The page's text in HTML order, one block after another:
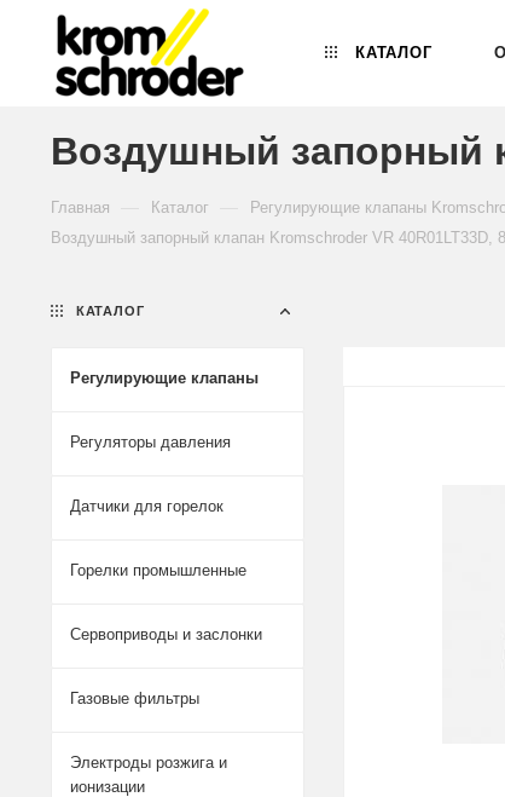
КАТАЛОГ
Воздушный запорный
Главная Каталог Регулирующие клапаны
Воздушный запорный клапан Kromschroder VR 40R01LT33D,
КАТАЛОГ
Регулирующие клапаны
Регуляторы давления
Датчики для горелок
Горелки промышленные
Сервоприводы и заслонки
Газовые фильтры
Электроды розжига и
ионизации